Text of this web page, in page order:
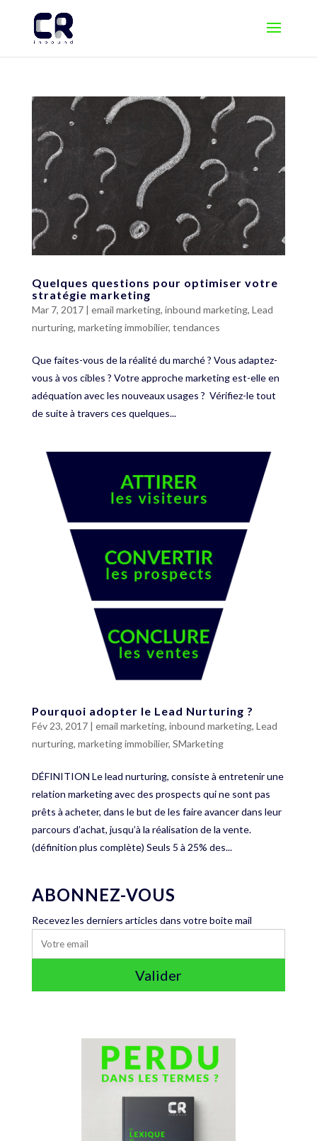
Quelques questions pour optimiser votre
stratégie marketing
Mar 7, 2017| email marketing, inbound marketing, Lead
nurturing, marketing immobilier, tendances
Que faites-vous de la réalité du marché ? Vous adaptez-
vous à vos cibles ? Votre approche marketing est-elle en
adéquation avec les nouveaux usages ? Vérifiez-le tout
de suite à travers ces quelques...
Pourquoi adopter le Lead Nurturing ?
Fév 23, 2017| email marketing, inbound marketing, Lead
nurturing, marketing immobilier, SMarketing
DÉFINITION Le lead nurturing, consiste à entretenir une
relation marketing avec des prospects qui ne sont pas
prêts à acheter, dans le but de les faire avancer dans leur
parcours d’achat, jusqu’à la réalisation de la vente.
(définition plus complète) Seuls 5 à 25% des...
ABONNEZ-VOUS
Recevez les derniers articles dans votre boite mail